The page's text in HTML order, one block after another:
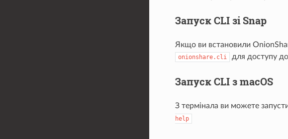
Запуск CLI зі Snap
Якщо ви встановили
onionshare.cli для доступу
Запуск CLI з macOS
З термінала ви можете
help